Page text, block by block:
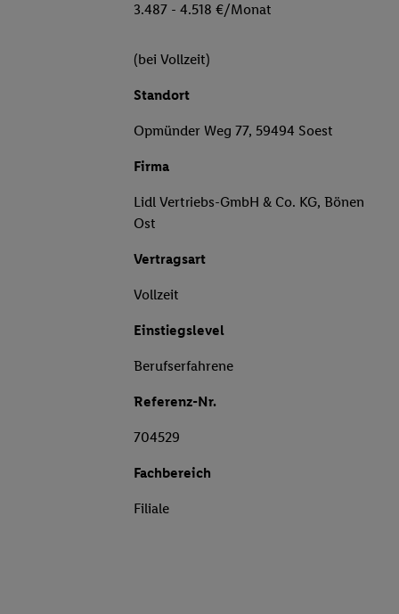
3.487 - 4.518 €/Monat
(bei Vollzeit)
Standort
Opmünder Weg 77, 59494 Soest
Firma
Lidl Vertriebs-GmbH & Co. KG, Bönen
Ost
Vertragsart
Vollzeit
Einstiegslevel
Berufserfahrene
Referenz-Nr.
704529
Fachbereich
Filiale